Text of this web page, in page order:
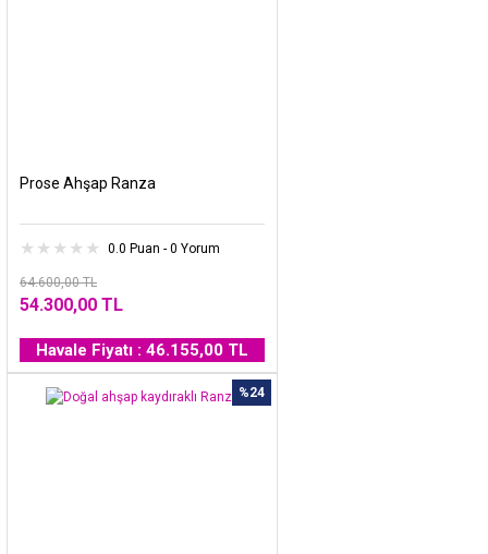
Prose Ahşap Ranza
0.0 Puan - 0 Yorum
64.600,00 TL
54.300,00 TL
Havale Fiyatı : 46.155,00 TL
%24